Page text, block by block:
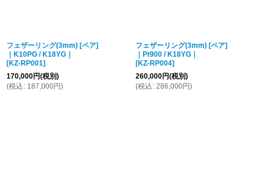
フェザーリング(3mm) [ペア]
｜K10PG / K18YG｜
[KZ-RP001]
170,000円(税別)
(税込 : 187,000円)
フェザーリング(3mm) [ペア]
｜Pt900 / K18YG｜
[KZ-RP004]
260,000円(税別)
(税込 : 286,000円)